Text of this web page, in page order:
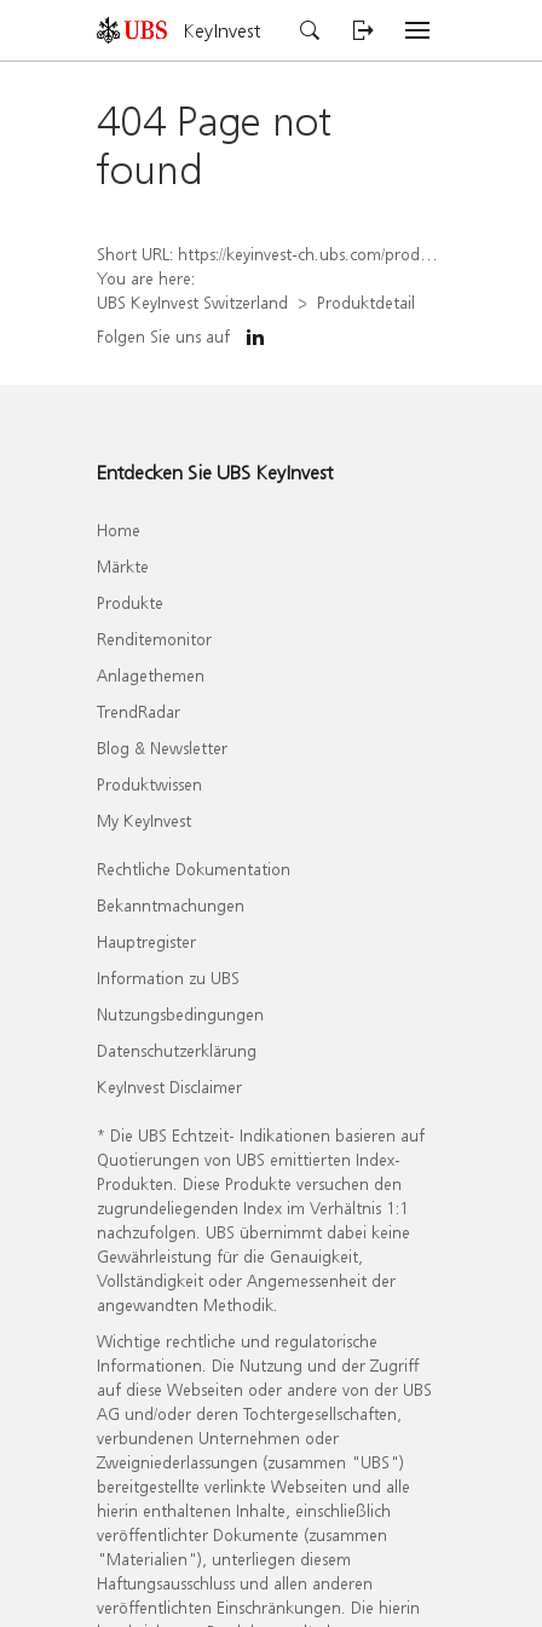
KeyInvest
404 Page not
found
Short URL: https://keyinvest-ch.ubs.com/produkt/detail/index/isin/CH1572308661
You are here:
UBS KeyInvest Switzerland
Produktdetail
Folgen Sie uns auf
Entdecken Sie UBS KeyInvest
Home
Märkte
Produkte
Renditemonitor
Anlagethemen
TrendRadar
Blog & Newsletter
Produktwissen
My KeyInvest
Rechtliche Dokumentation
Bekanntmachungen
Hauptregister
Information zu UBS
Nutzungsbedingungen
Datenschutzerklärung
KeyInvest Disclaimer
* Die UBS Echtzeit- Indikationen basieren auf
Quotierungen von UBS emittierten Index-
Produkten. Diese Produkte versuchen den
zugrundeliegenden Index im Verhältnis 1:1
nachzufolgen. UBS übernimmt dabei keine
Gewährleistung für die Genauigkeit,
Vollständigkeit oder Angemessenheit der
angewandten Methodik.
Wichtige rechtliche und regulatorische
Informationen. Die Nutzung und der Zugriff
auf diese Webseiten oder andere von der UBS
AG und/oder deren Tochtergesellschaften,
verbundenen Unternehmen oder
Zweigniederlassungen (zusammen "UBS")
bereitgestellte verlinkte Webseiten und alle
hierin enthaltenen Inhalte, einschließlich
veröffentlichter Dokumente (zusammen
"Materialien"), unterliegen diesem
Haftungsausschluss und allen anderen
veröffentlichten Einschränkungen. Die hierin